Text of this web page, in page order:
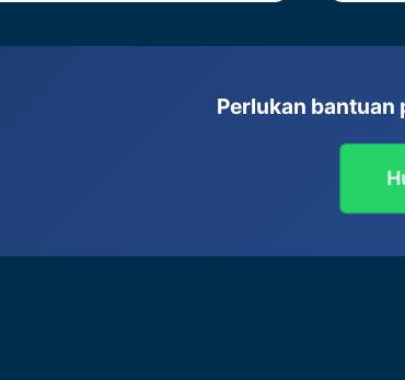
Perlukan